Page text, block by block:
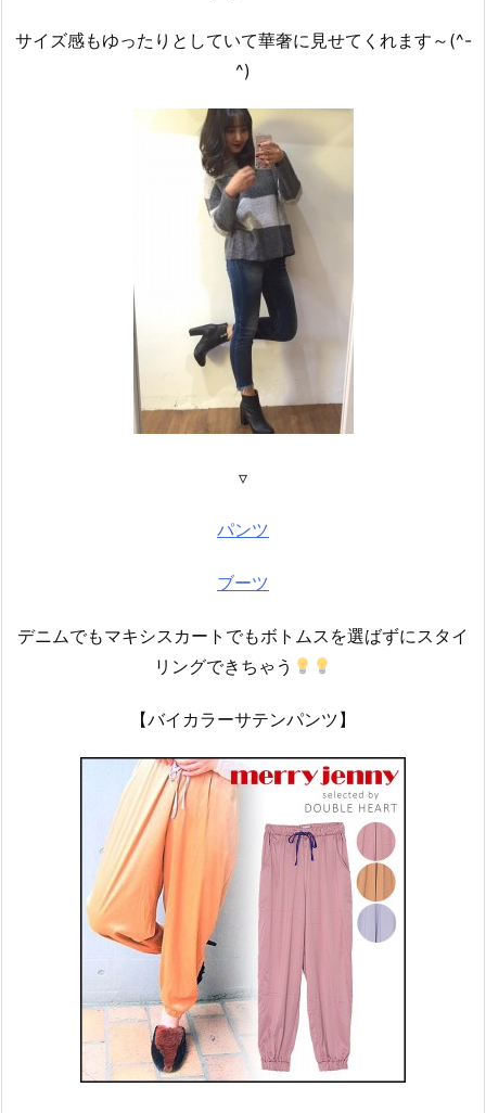
サイズ感もゆったりとしていて華奢に見せてくれます～(^-
^)
▿
パンツ
ブーツ
デニムでもマキシスカートでもボトムスを選ばずにスタイ
リングできちゃう
【バイカラーサテンパンツ】